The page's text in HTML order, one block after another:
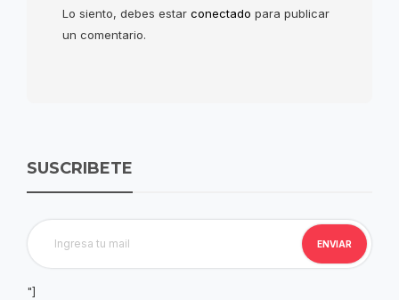
Lo siento, debes estar conectado para publicar
un comentario.
SUSCRIBETE
"]